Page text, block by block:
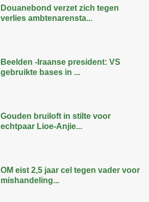
Douanebond verzet zich tegen
verlies ambtenarensta...
Beelden -Iraanse president: VS
gebruikte bases in ...
Gouden bruiloft in stilte voor
echtpaar Lioe-Anjie...
OM eist 2,5 jaar cel tegen vader voor
mishandeling...